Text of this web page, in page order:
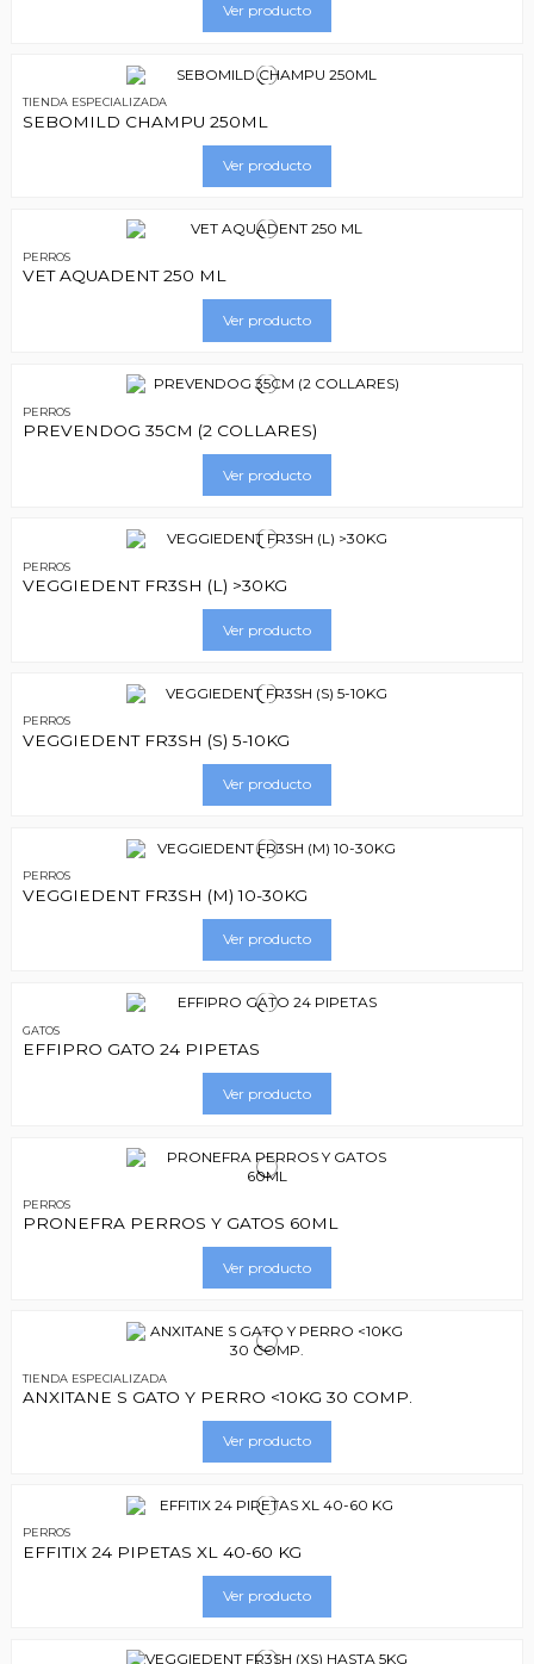
Ver producto
TIENDA ESPECIALIZADA
SEBOMILD CHAMPU 250ML
Ver producto
PERROS
VET AQUADENT 250 ML
Ver producto
PERROS
PREVENDOG 35CM (2 COLLARES)
Ver producto
PERROS
VEGGIEDENT FR3SH (L) >30KG
Ver producto
PERROS
VEGGIEDENT FR3SH (S) 5-10KG
Ver producto
PERROS
VEGGIEDENT FR3SH (M) 10-30KG
Ver producto
GATOS
EFFIPRO GATO 24 PIPETAS
Ver producto
PERROS
PRONEFRA PERROS Y GATOS 60ML
Ver producto
TIENDA ESPECIALIZADA
ANXITANE S GATO Y PERRO <10KG 30 COMP.
Ver producto
PERROS
EFFITIX 24 PIPETAS XL 40-60 KG
Ver producto